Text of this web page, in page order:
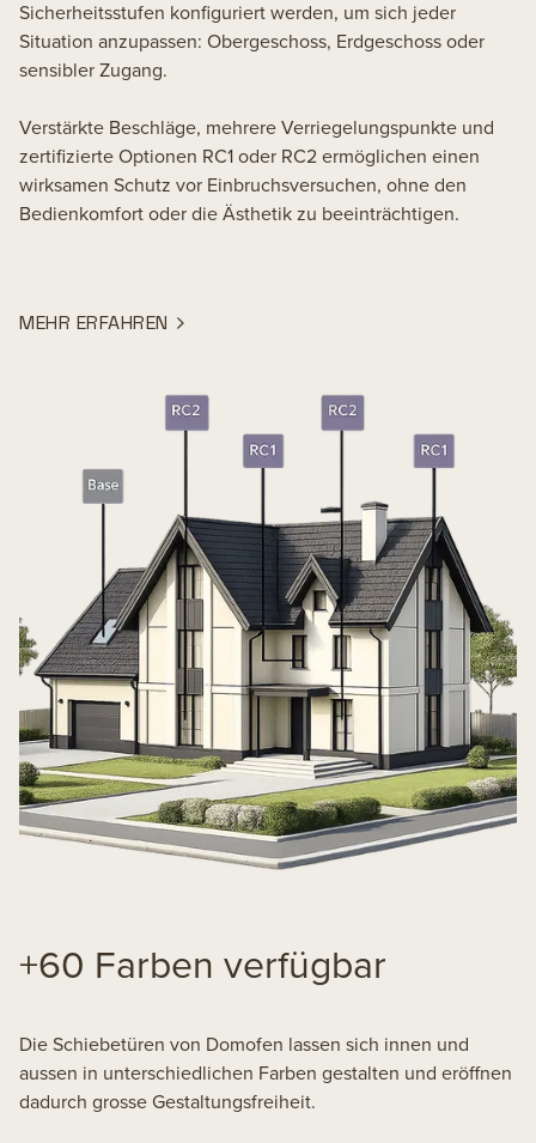
Sicherheitsstufen konfiguriert werden, um sich jeder
Situation anzupassen: Obergeschoss, Erdgeschoss oder
sensibler Zugang.
Verstärkte Beschläge, mehrere Verriegelungspunkte und
zertifizierte Optionen RC1 oder RC2 ermöglichen einen
wirksamen Schutz vor Einbruchsversuchen, ohne den
Bedienkomfort oder die Ästhetik zu beeinträchtigen.
MEHR ERFAHREN
+60 Farben verfügbar
Die Schiebetüren von Domofen lassen sich innen und
aussen in unterschiedlichen Farben gestalten und eröffnen
dadurch grosse Gestaltungsfreiheit.